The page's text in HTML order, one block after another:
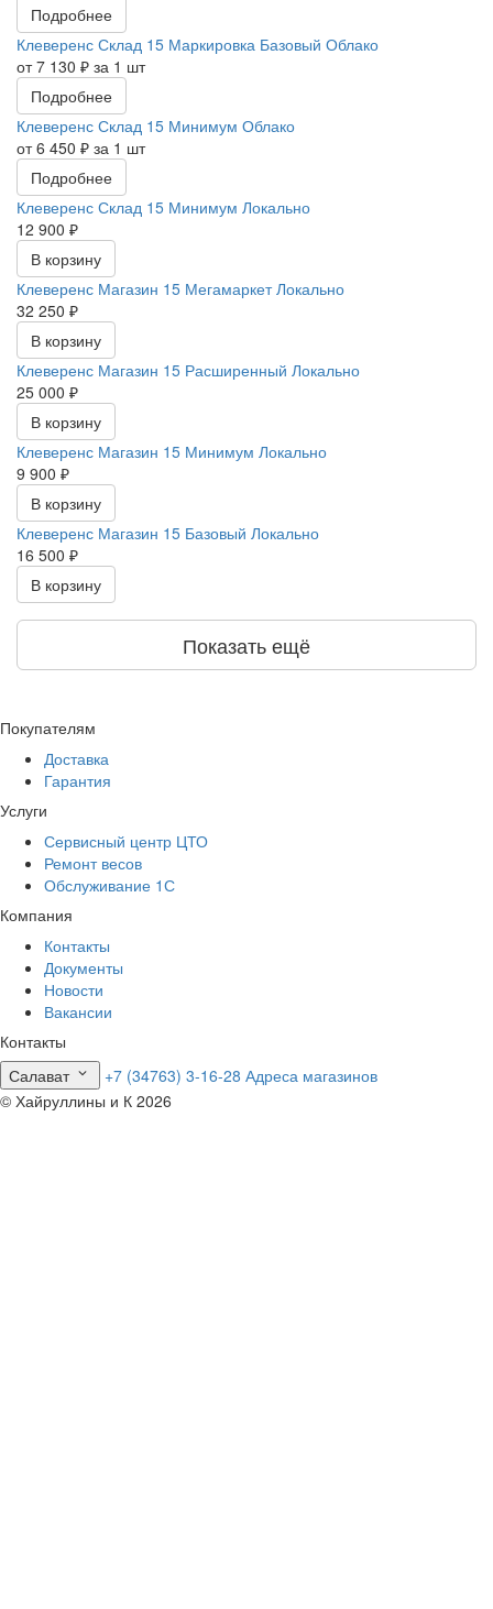
Подробнее
Клеверенс Склад 15 Маркировка Базовый Облако
от 7 130 ₽ за 1 шт
Подробнее
Клеверенс Склад 15 Минимум Облако
от 6 450 ₽ за 1 шт
Подробнее
Клеверенс Склад 15 Минимум Локально
12 900 ₽
В корзину
Клеверенс Магазин 15 Мегамаркет Локально
32 250 ₽
В корзину
Клеверенс Магазин 15 Расширенный Локально
25 000 ₽
В корзину
Клеверенс Магазин 15 Минимум Локально
9 900 ₽
В корзину
Клеверенс Магазин 15 Базовый Локально
16 500 ₽
В корзину
Показать ещё
Покупателям
Доставка
Гарантия
Услуги
Сервисный центр ЦТО
Ремонт весов
Обслуживание 1С
Компания
Контакты
Документы
Новости
Вакансии
Контакты
Салават
+7 (34763) 3-16-28 Адреса магазинов
© Хайруллины и К 2026